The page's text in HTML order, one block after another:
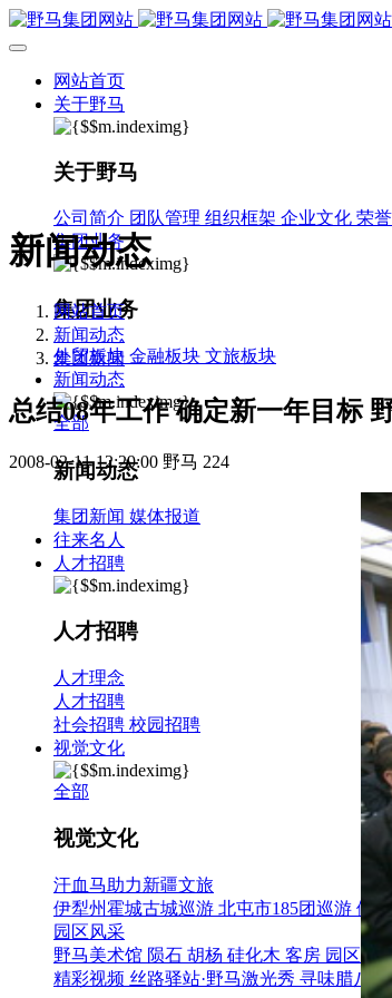
网站首页
关于野马
关于野马
公司简介 团队管理 组织框架 企业文化 荣
集团业务
集团业务
外贸板块 金融板块 文旅板块
新闻动态
全部
新闻动态
集团新闻 媒体报道
往来名人
人才招聘
人才招聘
人才理念
人才招聘
社会招聘 校园招聘
视觉文化
全部
视觉文化
汗血马助力新疆文旅
伊犁州霍城古城巡游 北屯市185团巡游 伊
园区风采
野马美术馆 陨石 胡杨 硅化木 客房 园区 汗
精彩视频 丝路驿站·野马激光秀 寻味腊八 欢
新闻动态
网站首页
新闻动态
集团新闻
总结08年工作 确定新一年目标
2008-02-11 12:29:00 野马 224